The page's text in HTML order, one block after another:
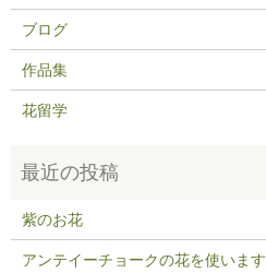
ブログ
作品集
花留学
紫のお花
アンテイーチョークの花を使います